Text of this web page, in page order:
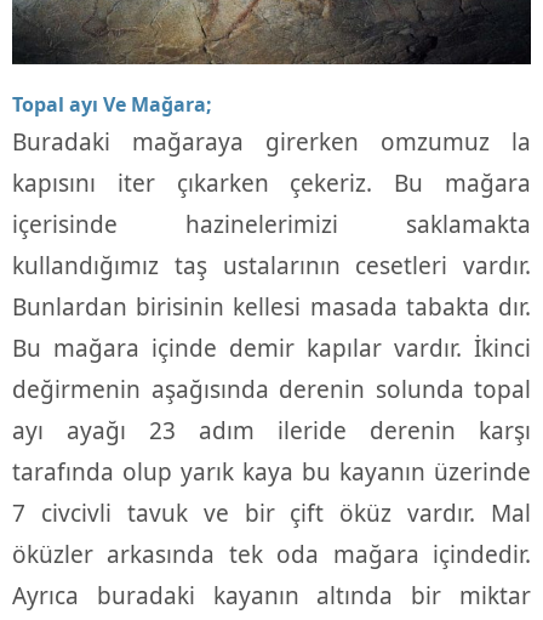
Topal ayı Ve Mağara;
Buradaki mağaraya girerken omzumuz la
kapısını iter çıkarken çekeriz. Bu mağara
içerisinde hazinelerimizi saklamakta
kullandığımız taş ustalarının cesetleri vardır.
Bunlardan birisinin kellesi masada tabakta dır.
Bu mağara içinde demir kapılar vardır. İkinci
değirmenin aşağısında derenin solunda topal
ayı ayağı 23 adım ileride derenin karşı
tarafında olup yarık kaya bu kayanın üzerinde
7 civcivli tavuk ve bir çift öküz vardır. Mal
öküzler arkasında tek oda mağara içindedir.
Ayrıca buradaki kayanın altında bir miktar